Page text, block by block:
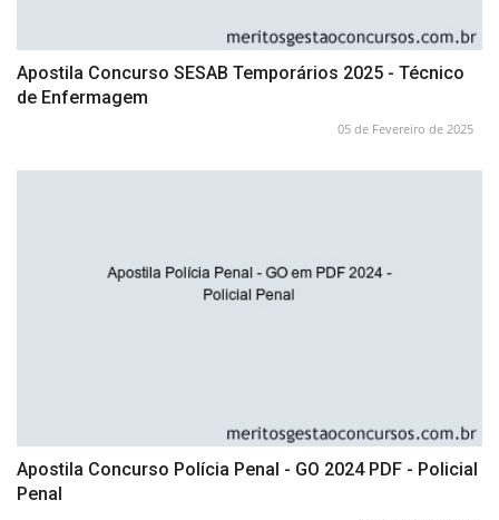
Apostila Concurso SESAB Temporários 2025 - Técnico
de Enfermagem
05 de Fevereiro de 2025
Apostila Concurso Polícia Penal - GO 2024 PDF - Policial
Penal